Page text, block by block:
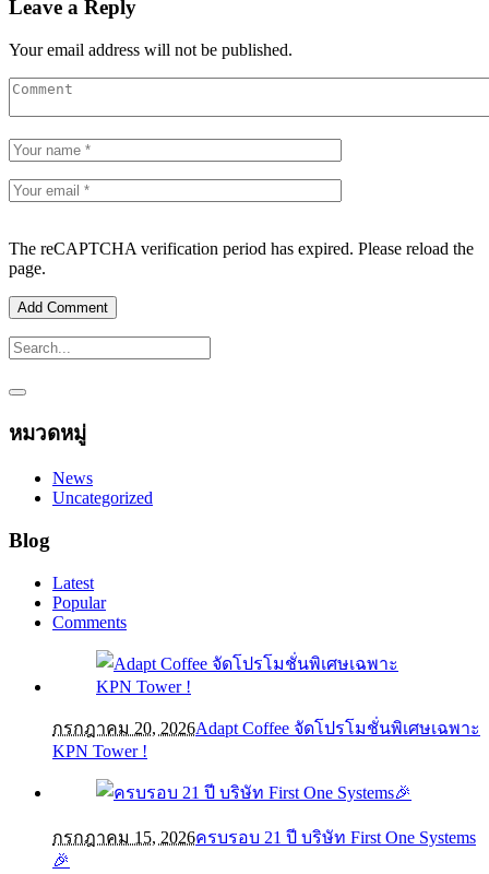
Leave a Reply
Your email address will not be published.
The reCAPTCHA verification period has expired. Please reload the
page.
หมวดหมู่
News
Uncategorized
Blog
Latest
Popular
Comments
กรกฎาคม 20, 2026Adapt Coffee จัดโปรโมชั่นพิเศษเฉพาะ
KPN Tower !
กรกฎาคม 15, 2026ครบรอบ 21 ปี บริษัท First One Systems
🎉